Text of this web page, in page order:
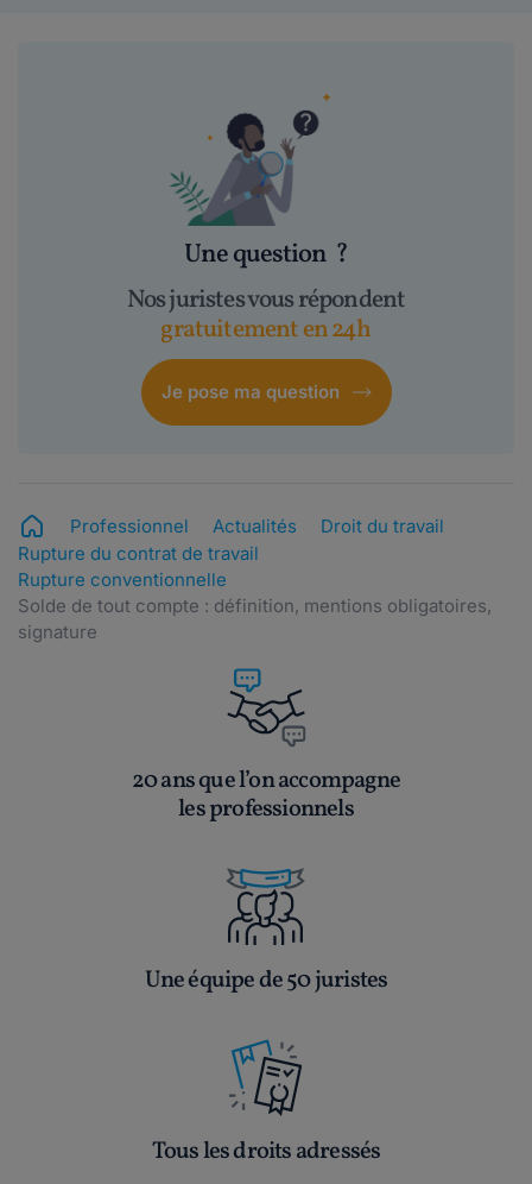
Une question ?
Nos juristes vous répondent
gratuitement en 24h
Je pose ma question
Professionnel Actualités
Droit du travail
Rupture du contrat de travail
Rupture conventionnelle
Solde de tout compte : définition, mentions obligatoires,
signature
20 ans que l’on accompagne
les professionnels
Une équipe de 50 juristes
Tous les droits adressés